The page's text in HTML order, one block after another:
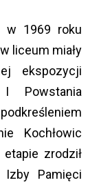
w 1969 roku
liceum miały
ekspozycji
Powstania
Kochłowic
zrodził
Izby Pamięci